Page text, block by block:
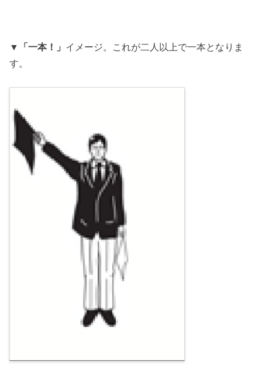
▼ 「一本！」 イメージ。これが二人以上で一本となりま
す。